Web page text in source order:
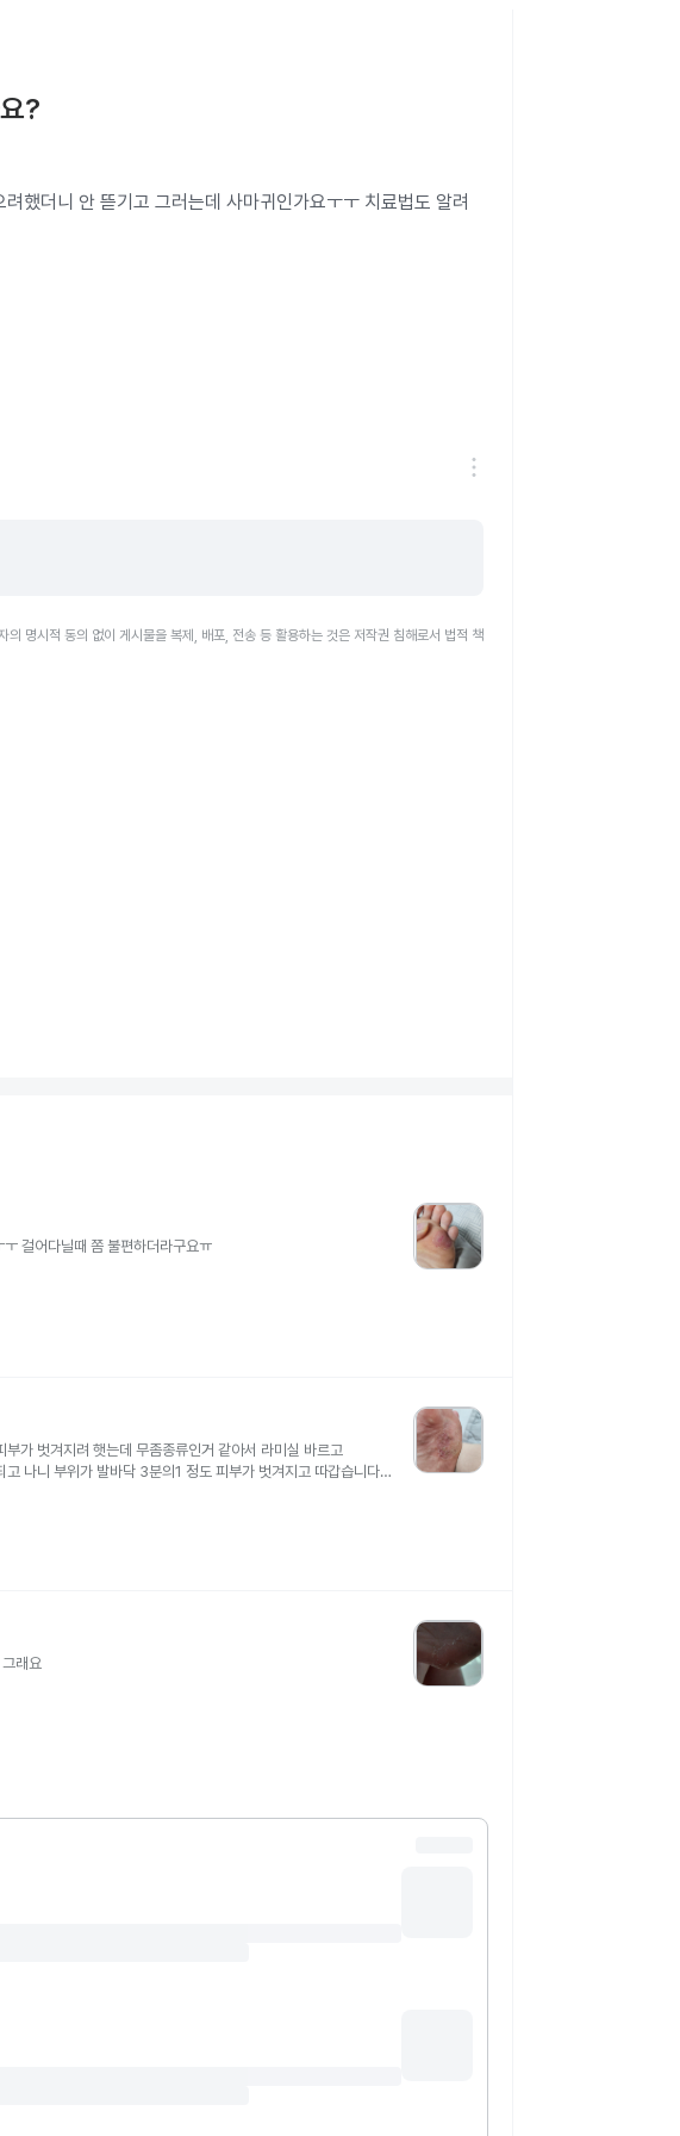
?
했더니 안 뜯기고 그러는데 사마귀인가요ㅜㅜ 치료법도 알려
명시적 동의 없이 게시물을 복제, 배포, 전송 등 활용하는 것은 저작권 침해로서 법적 책
걸어다닐때 쫌 불편하더라구요ㅠ
가 벗겨지려 햇는데 무좀종류인거 같아서 라미실 바르고
나니 부위가 발바닥 3분의1 정도 피부가 벗겨지고 따갑습니다
래요